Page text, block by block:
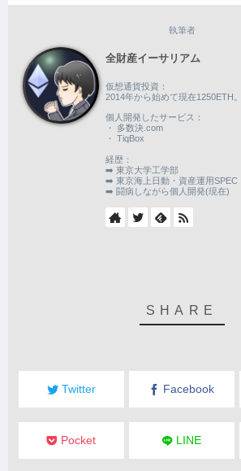
執筆者
全財産イーサリアム
仮想通貨投資：
2014年から始めて現在1250ETH。
個人開発したサービス：
・ 多数決.com
・ TiqBox
経歴：
➡️ 東京大学工学部
➡️ 東京海上日動・資産運用SPEC
➡️ 闘病しながら個人開発(現在)
Twitter Facebook
Pocket LINE